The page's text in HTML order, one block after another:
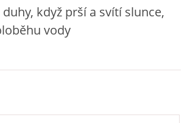
NA TÉMA LÉTO
když prší a svítí slunce,
vody